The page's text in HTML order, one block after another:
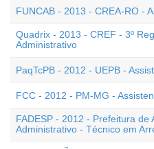
FUNCAB - 2013 - CREA-RO -
Quadrix - 2013 - CREF - 3º
Administrativo
PaqTcPB - 2012 - UEPB -
FCC - 2012 - PM-MG -
FADESP - 2012 - Prefeitura de
Administrativo - Técnico em